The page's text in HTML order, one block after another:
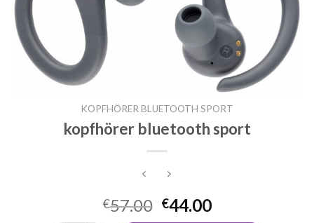
KOPFHÖRER BLUETOOTH SPORT
kopfhörer bluetooth sport
€57.00 €44.00